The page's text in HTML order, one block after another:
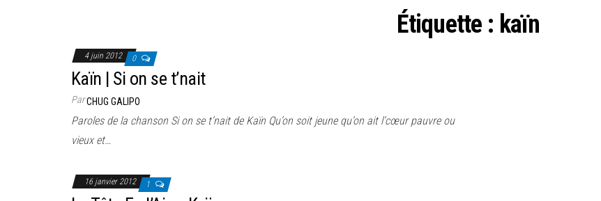
Étiquette : kaïn
4 juin 2012 0
Kaïn | Si on se t’nait
ParCHUG GALIPO
Paroles de la chanson Si on se t’nait de Kaïn Qu’on soit jeune qu’on ait l’cœur pauvre ou
vieux et…
16 janvier 2012 1